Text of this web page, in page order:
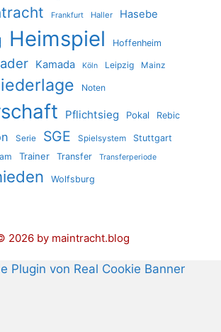
Frankfurt Haller Hasebe
Heimspiel Hoffenheim
Kamada Köln Leipzig Mainz
Noten
Pflichtsieg Pokal Rebic
Serie SGE Spielsystem Stuttgart
Trainer Transfer Transferperiode
Wolfsburg
2026 by maintracht.blog
Plugin von Real Cookie Banner